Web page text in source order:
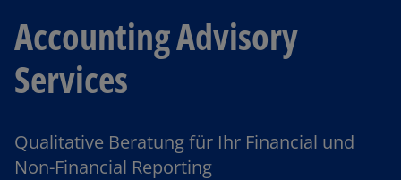
Accounting Advisory
Services
Qualitative Beratung für Ihr Financial und
Non-Financial Reporting